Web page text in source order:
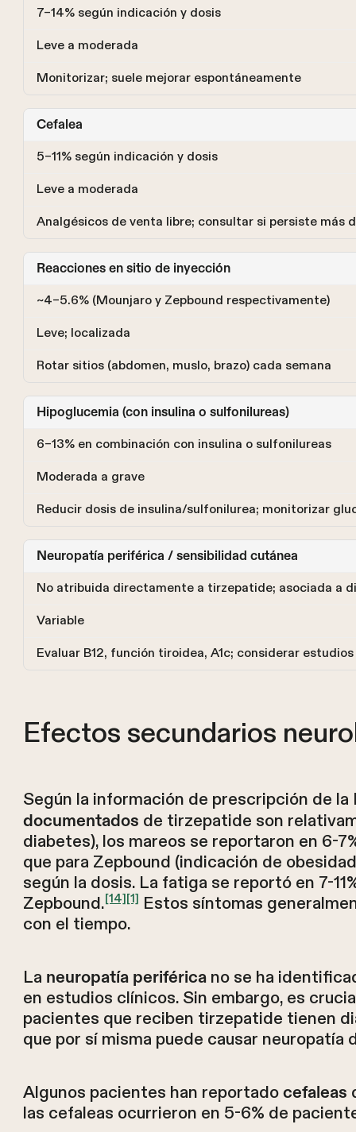
7–14% según indicación y dosis
Leve a moderada
Monitorizar; suele mejorar espontáneamente
Cefalea
5–11% según indicación y dosis
Leve a moderada
Analgésicos de venta libre; consultar si persiste más
Reacciones en sitio de inyección
~4–5.6% (Mounjaro y Zepbound respectivamente)
Leve; localizada
Rotar sitios (abdomen, muslo, brazo) cada semana
Hipoglucemia (con insulina o sulfonilureas)
6–13% en combinación con insulina o sulfonilureas
Moderada a grave
Reducir dosis de insulina/sulfonilurea; monitorizar
Neuropatía periférica / sensibilidad cutánea
No atribuida directamente a tirzepatide; asociada a
Variable
Evaluar B12, función tiroidea, A1c; considerar
Efectos secundarios
Según la información de prescripción de la
documentados de tirzepatide son
diabetes), los mareos se reportaron en 6-
que para Zepbound (indicación de
según la dosis. La fatiga se reportó en 7-
Zepbound.[14][1] Estos síntomas
con el tiempo.
La neuropatía periféricano se ha
en estudios clínicos. Sin embargo, es
pacientes que reciben tirzepatide tienen
que por sí misma puede causar neuropatía
Algunos pacientes han reportado cefaleas
las cefaleas ocurrieron en 5-6% de